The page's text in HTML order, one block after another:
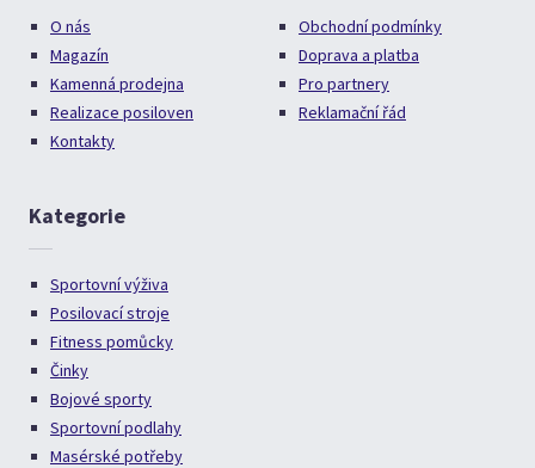
O nás
Magazín
Kamenná prodejna
Realizace posiloven
Kontakty
Obchodní podmínky
Doprava a platba
Pro partnery
Reklamační řád
Kategorie
Sportovní výživa
Posilovací stroje
Fitness pomůcky
Činky
Bojové sporty
Sportovní podlahy
Masérské potřeby